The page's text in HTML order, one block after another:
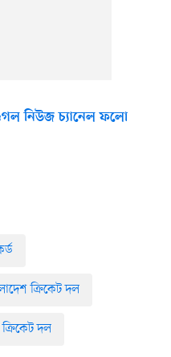
নিউজ চ্যানেল ফলো
ক্রিকেট দল
ক্রিকেট দল